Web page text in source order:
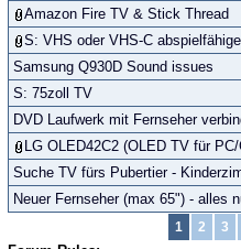
Amazon Fire TV & Stick Thread
S: VHS oder VHS-C
Samsung Q930D Sound issues
S: 75zoll TV
DVD Laufwerk mit Fernseher
LG OLED42C2 (OLED TV für
Suche TV fürs Pubertier -
Neuer Fernseher (max 65") - alles
1 2 3